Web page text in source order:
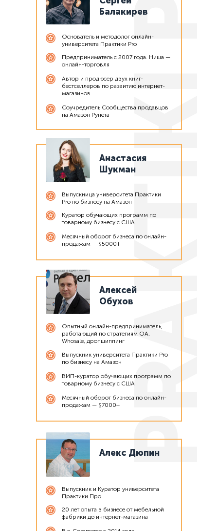
Балакирев
Основатель и методолог онлайн-
университета Практики Pro
Предприниматель с 2007 года. Ниша —
онлайн-торговля
Автор и продюсер двух книг-
бестселлеров по развитию интернет-
магазинов
Соучредитель Сообщества продавцов
на Амазон Рунета
Анастасия
Шукман
Выпускница университета Практики
Pro по бизнесу на Амазон
Куратор обучающих программ по
товарному бизнесу с США
Месячный оборот бизнеса по онлайн-
продажам — $5000+
Алексей
Обухов
Опытный онлайн-предприниматель,
работающий по стратегиям OA,
Whosale, дропшиппинг
Выпускник университета Практики Pro
по бизнесу на Амазон
ВИП-куратор обучающих программ по
товарному бизнесу с США
Месячный оборот бизнеса по онлайн-
продажам — $7000+
Алекс Дюпин
Выпускник и Куратор университета
Практики Про
20 лет опыта в бизнесе от мебельной
фабрики до интернет-магазина